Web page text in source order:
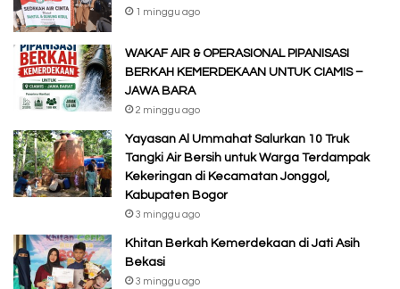
1 minggu ago
WAKAF AIR & OPERASIONAL PIPANISASI
BERKAH KEMERDEKAAN UNTUK CIAMIS –
JAWA BARA
2 minggu ago
Yayasan Al Ummahat Salurkan 10 Truk
Tangki Air Bersih untuk Warga Terdampak
Kekeringan di Kecamatan Jonggol,
Kabupaten Bogor
3 minggu ago
Khitan Berkah Kemerdekaan di Jati Asih
Bekasi
3 minggu ago